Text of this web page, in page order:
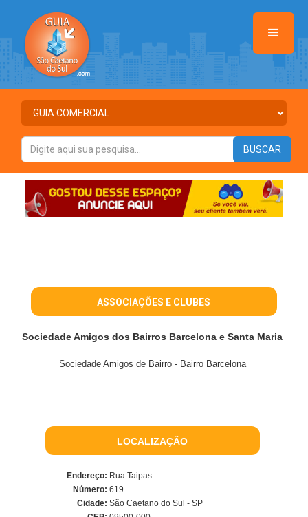
ASSOCIAÇÕES E CLUBES
Sociedade Amigos dos Bairros Barcelona e Santa Maria
Sociedade Amigos de Bairro - Bairro Barcelona
LOCALIZAÇÃO
Endereço: Rua Taipas
Número: 619
Cidade: São Caetano do Sul - SP